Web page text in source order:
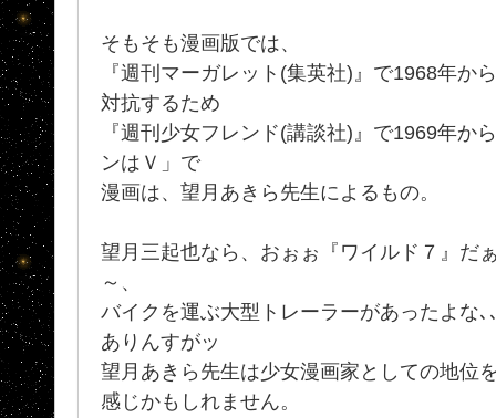
そもそも漫画版では、
『週刊マーガレット(集英社)』で1968年か
対抗するため
『週刊少女フレンド(講談社)』で1969年か
ンはＶ」で
漫画は、望月あきら先生によるもの。
望月三起也なら、おぉぉ『ワイルド７』だ
～、
バイクを運ぶ大型トレーラーがあったよ
ありんすがッ
望月あきら先生は少女漫画家としての地位
感じかもしれません。